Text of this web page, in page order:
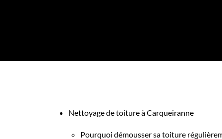
Nettoyage de toiture à Carqueiranne
Pourquoi démousser sa toiture